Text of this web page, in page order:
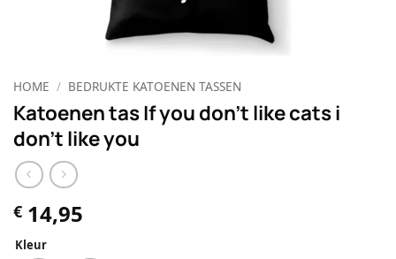
HOME / BEDRUKTE KATOENEN TASSEN
Katoenen tas If you don’t like cats i
don’t like you
€ 14,95
Kleur